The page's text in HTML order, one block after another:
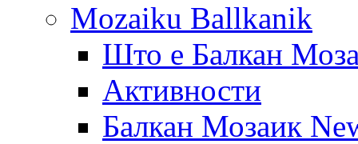
Mozaiku Ballkanik
Што е Балкан
Активности
Балкан Мозаик